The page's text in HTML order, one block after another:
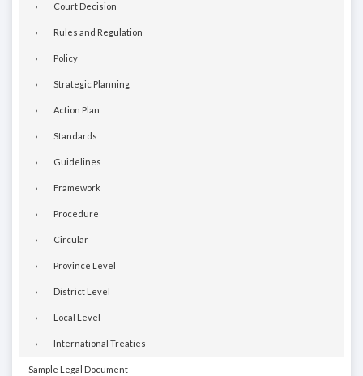
Court Decision
Rules and Regulation
Policy
Strategic Planning
Action Plan
Standards
Guidelines
Framework
Procedure
Circular
Province Level
District Level
Local Level
International Treaties
Sample Legal Document